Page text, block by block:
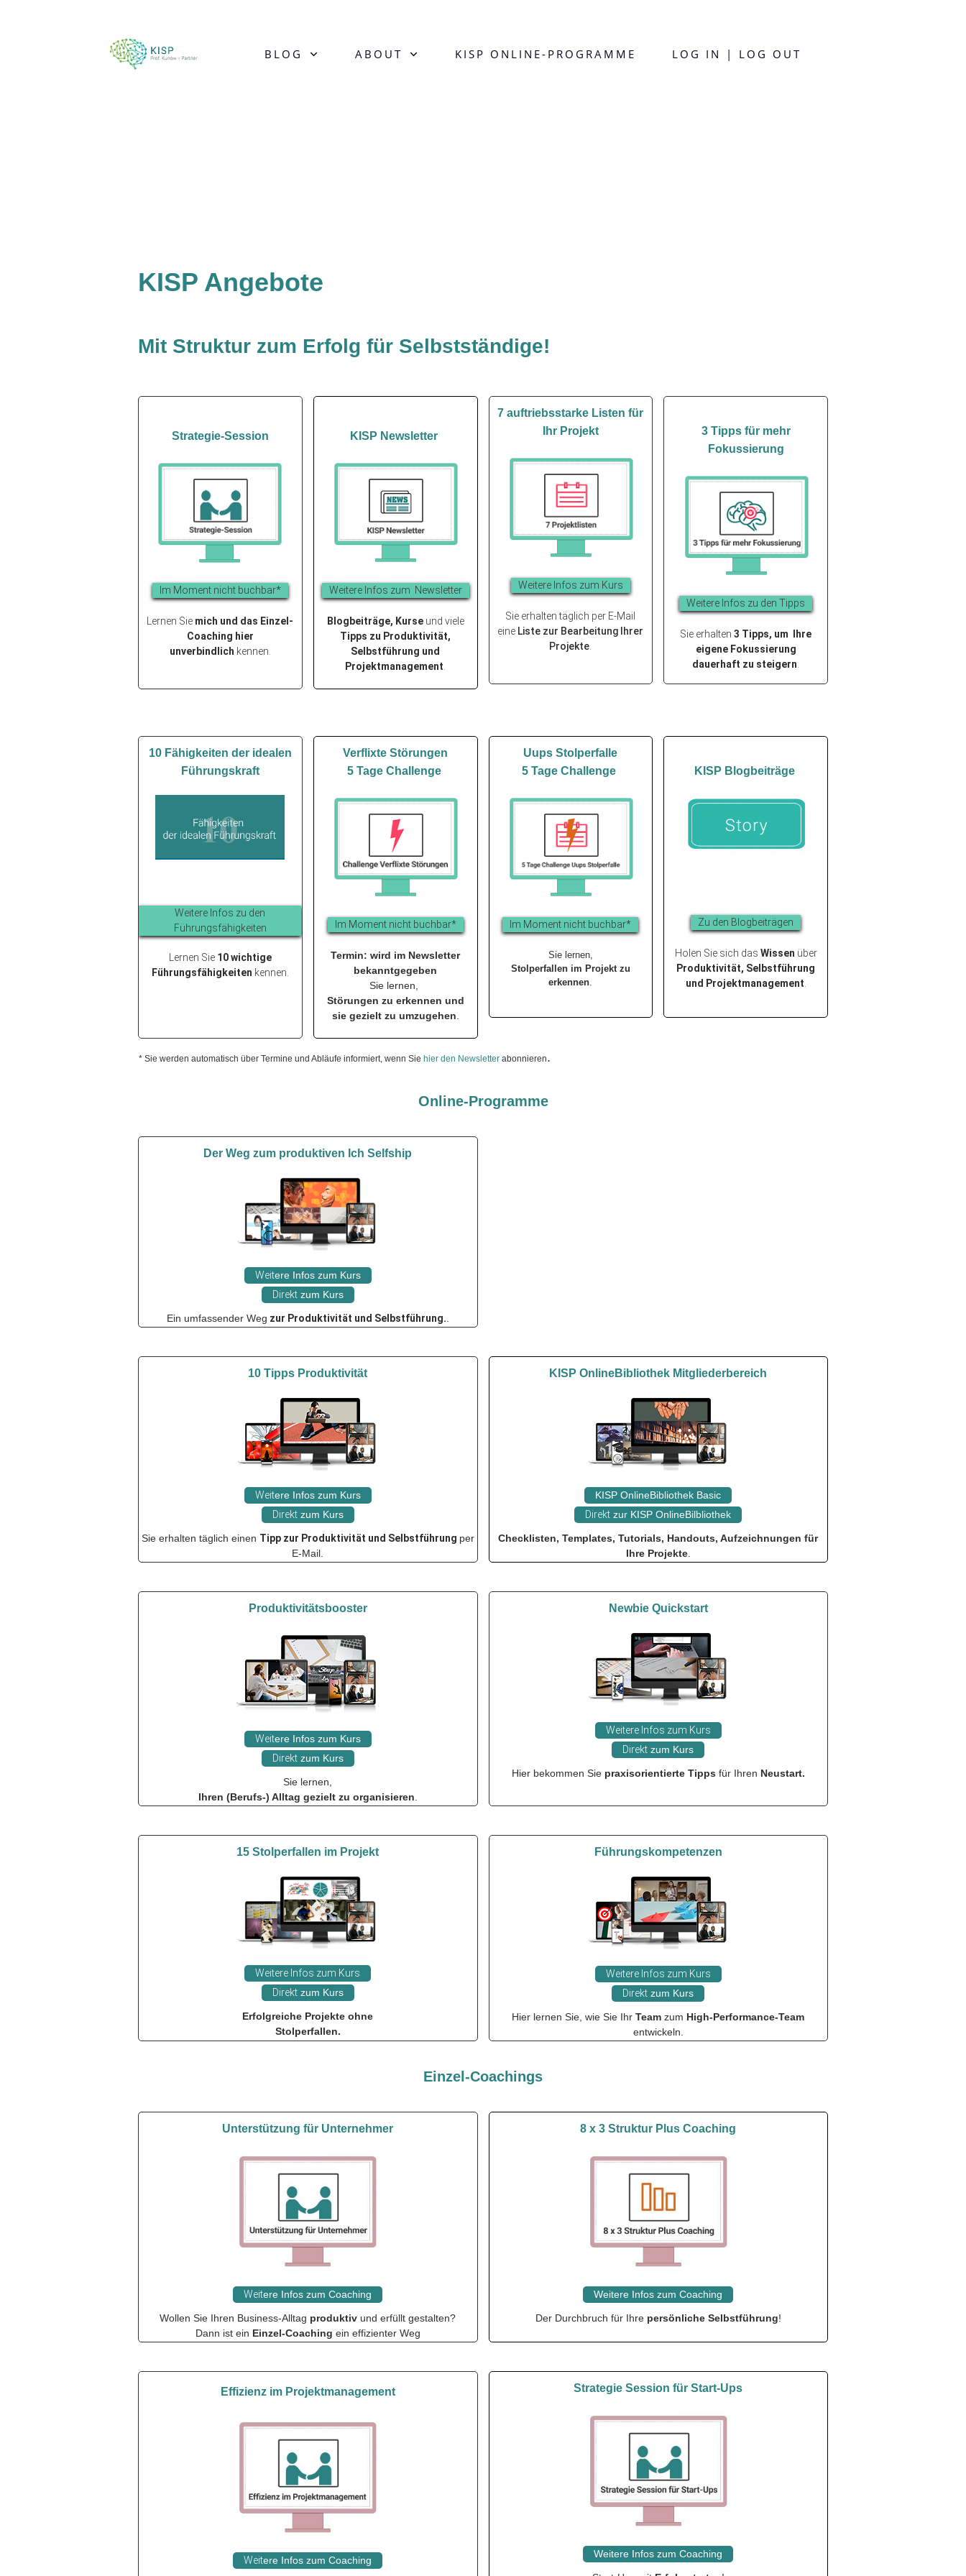
BLOG ABOUT KISP ONLINE-PROGRAMME LOG IN | LOG OUT
KISP Angebote
Mit Struktur zum Erfolg für Selbstständige!
Strategie-Session
Im Moment nicht buchbar*
Lernen Sie mich und das Einzel-
Coaching hier
unverbindlich kennen.
KISP Newsletter
Weitere Infos zum Newsletter
Blogbeiträge, Kurse und viele
Tipps zu Produktivität,
Selbstführung und
Projektmanagement
7 auftriebsstarke Listen für
Ihr Projekt
Weitere Infos zum Kurs
Sie erhalten täglich per E-Mail
eine Liste zur Bearbeitung Ihrer
Projekte
3 Tipps für mehr
Fokussierung
Weitere Infos zu den Tipps
Sie erhalten3 Tipps, um Ihre
eigene Fokussierung
dauerhaft zu steigern
10 Fähigkeiten der idealen
Führungskraft
Weitere Infos zu den
Führungsfähigkeiten
Lernen Sie 10 wichtige
Führungsfähigkeiten kennen.
Verflixte Störungen
5 Tage Challenge
Im Moment nicht buchbar*
Termin: wird im Newsletter
bekanntgegeben
Sie lernen,
Störungen zu erkennen und
sie gezielt zu umzugehen.
Uups Stolperfalle
5 Tage Challenge
Im Moment nicht buchbar*
Sie lernen,
Stolperfallen im Projekt zu
erkennen.
KISP Blogbeiträge
Zu den Blogbeiträgen
Holen Sie sich das Wissen über
Produktivität, Selbstführung
und Projektmanagement
* Sie werden automatisch über Termine und Abläufe informiert, wenn Sie hier den Newsletter abonnieren.
Online-Programme
Der Weg zum produktiven Ich Selfship
Weitere Infos zum Kurs
Direktzum Kurs
Ein umfassender Weg zur Produktivität und Selbstführung.
10 Tipps Produktivität
Weitere Infos zum Kurs
Direktzum Kurs
Sie erhalten täglich einen Tipp zur Produktivität und Selbstführung per
E-Mail.
KISP OnlineBibliothek Mitgliederbereich
KISP OnlineBibliothek Basic
Direkt zur KISP OnlineBilbliothek
Checklisten, Templates, Tutorials, Handouts, Aufzeichnungen für
Ihre Projekte.
Produktivitätsbooster
Weitere Infos zum Kurs
Direktzum Kurs
Sie lernen,
Ihren (Berufs-) Alltag gezielt zu organisieren
Newbie Quickstart
Weitere Infos zum Kurs
Direkt zum Kurs
Hier bekommen Sie praxisorientierte Tipps für Ihren Neustart.
15 Stolperfallen im Projekt
Weitere Infos zum Kurs
Direktzum Kurs
Erfolgreiche Projekte ohne
Stolperfallen.
Führungskompetenzen
Weitere Infos zum Kurs
Direkt zum Kurs
Hier lernen Sie, wie Sie IhrTeam zum High-Performance-Team
entwickeln.
Einzel-Coachings
Unterstützung für Unternehmer
Weitere Infos zum Coaching
Wollen Sie Ihren Business-Alltag produktiv und erfüllt gestalten?
Dann ist ein Einzel-Coaching ein effizienter Weg
8 x 3 Struktur Plus Coaching
Weitere Infos zum Coaching
Der Durchbruch für Ihre persönliche Selbstführung!
Effizienz im Projektmanagement
Weitere Infos zum Coaching
Strategie Session für Start-Ups
Weitere Infos zum Coaching